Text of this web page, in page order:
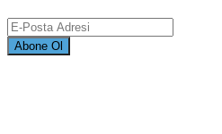
Abone Ol